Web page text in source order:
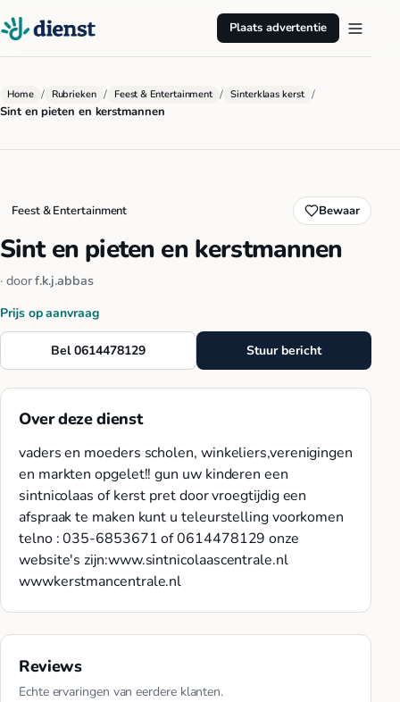
Plaats advertentie
Home / Rubrieken / Feest & Entertainment / Sinterklaas kerst /
Sint en pieten en kerstmannen
Feest & Entertainment Bewaar
Sint en pieten en kerstmannen
· doorf.k.j.abbas
Prijs op aanvraag
Bel 0614478129 Stuur bericht
Over deze dienst
vaders en moeders scholen, winkeliers,verenigingen
en markten opgelet!! gun uw kinderen een
sintnicolaas of kerst pret door vroegtijdig een
afspraak te maken kunt u teleurstelling voorkomen
telno : 035-6853671 of 0614478129 onze
website's zijn:www.sintnicolaascentrale.nl
wwwkerstmancentrale.nl
Reviews
Echte ervaringen van eerdere klanten.